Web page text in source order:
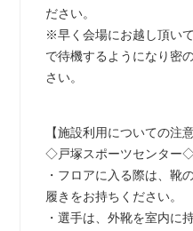
ださい。
※早く会場にお越し頂い
で待機するようになり密
さい。
【施設利用についての注
◇戸塚スポーツセンター
・フロアに入る際は、靴
履きをお持ちください。
・選手は、外靴を室内に